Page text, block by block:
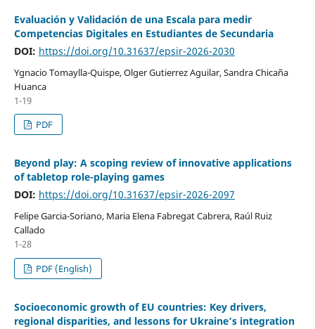
Evaluación y Validación de una Escala para medir
Competencias Digitales en Estudiantes de Secundaria
DOI: https://doi.org/10.31637/epsir-2026-2030
Ygnacio Tomaylla-Quispe, Olger Gutierrez Aguilar, Sandra Chicaña
Huanca
1-19
PDF
Beyond play: A scoping review of innovative applications
of tabletop role-playing games
DOI: https://doi.org/10.31637/epsir-2026-2097
Felipe Garcia-Soriano, Maria Elena Fabregat Cabrera, Raúl Ruiz
Callado
1-28
PDF (English)
Socioeconomic growth of EU countries: Key drivers,
regional disparities, and lessons for Ukraine’s integration